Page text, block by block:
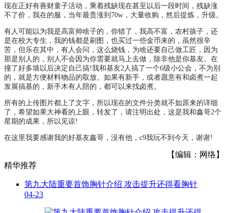
现在正好有善财童子活动，乘着残缺现在甚至以后一段时间，残缺涨
不了价，我在的服，当年最贵涨到70w，大量收购，然后提炼，升级。
有人可能以为我是高富帅啥子的，你错了，我高不富，农村孩子，还
是在校大专生，我的钱都是刷图，也买过一些金币来的，虽然很辛
苦，但乐在其中，有人会问，这么烧钱，为啥还要自己做工匠，因为
那是别人的，别人不会因为你需要就马上去做，除非他是你基友。在
撞了好多墙以后决定自己搞!我和基友2人搞了一个6级小公会，不为别
的，就是方便材料物品的取放。如果有新手，或者愿意有和卤煮一起
发展搞基的，新手木有人陪的，都可以来找卤煮。
所有的上传图片都上了文字，所以现在的文件分类就不如原来的详细
了，希望如果大神看的上眼，转发了，请注明出处，这是我和鑫哥2个
星期的成果，所以见谅!
在这里我要感谢我的好基友鑫哥，没有他，c9我玩不到今天，谢谢!
【编辑：网络】
精华推荐
第九大陆重要首饰胸针介绍 攻击提升还得看胸针
04-23